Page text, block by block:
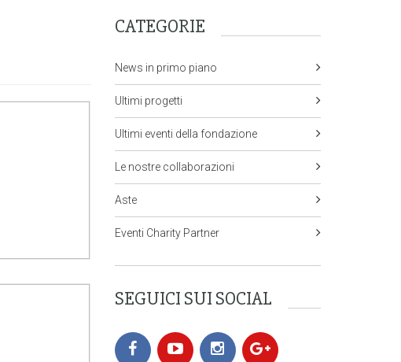
CATEGORIE
News in primo piano
Ultimi progetti
Ultimi eventi della fondazione
Le nostre collaborazioni
Aste
Eventi Charity Partner
SEGUICI SUI SOCIAL